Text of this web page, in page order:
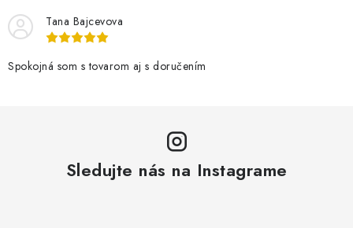
e
r
Tana Bajcevova
Spokojná som s tovarom aj s doručením
Sledujte nás na Instagrame